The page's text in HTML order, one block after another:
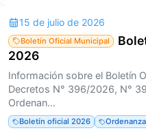
15 de julio de 2026
Boletín Oficial Municipal
2026
Información sobre el Boletín
Decretos N° 396/2026, N°
Ordenan...
Boletín oficial 2026